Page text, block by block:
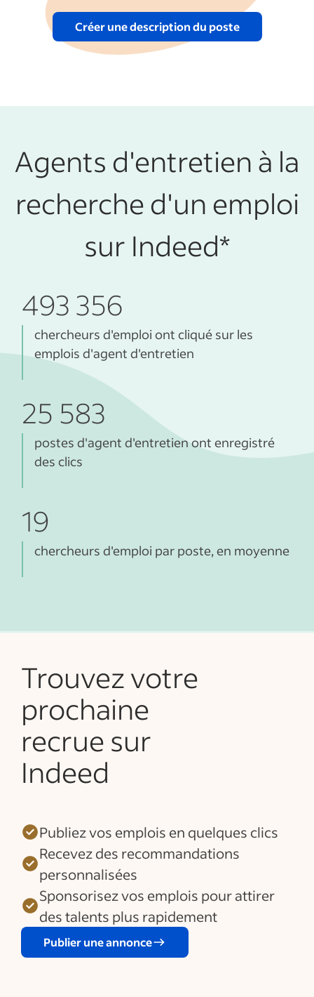
Créer une description du poste
Agents d'entretien à la
recherche d'un emploi
sur Indeed*
493 356
chercheurs d'emploi ont cliqué sur les
emplois d'agent d'entretien
25 583
postes d'agent d'entretien ont enregistré
des clics
19
chercheurs d'emploi par poste, en moyenne
Trouvez votre
prochaine
recrue sur
Indeed
Publiez vos emplois en quelques clics
Recevez des recommandations
personnalisées
Sponsorisez vos emplois pour attirer
des talents plus rapidement
Publier une annonce